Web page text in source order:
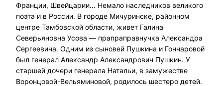
Франции, Швейцарии… Немало наследников великого
поэта и в России. В городе Мичуринске, районном
центре Тамбовской области, живет Галина
Северьяновна Усова — прапраправнучка Александра
Сергеевича. Одним из сыновей Пушкина и Гончаровой
был генерал Александр Александрович Пушкин. У
старшей дочери генерала Натальи, в замужестве
Воронцовой-Вельяминовой, родилось шестеро детей.